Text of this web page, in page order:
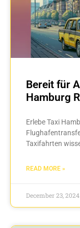
Bereit für
Hamburg
Erlebe Taxi
Taxifahrten
READ MORE »
December 23, 2024